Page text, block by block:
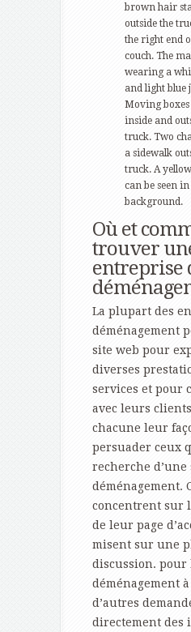
brown hair
outside the
the right end
couch. The
wearing a
and light blue
Moving
inside and
truck. Two
a sidewalk
truck. A
can be seen in
background.
Où et
trouver
entreprise
La plupart des
déménagement
site web pour
diverses
services et pour
avec leurs
chacune leur
persuader ceux
recherche d’une
déménagement.
concentrent sur
de leur page
misent sur une
discussion. pour
déménagement
d’autres
directement des